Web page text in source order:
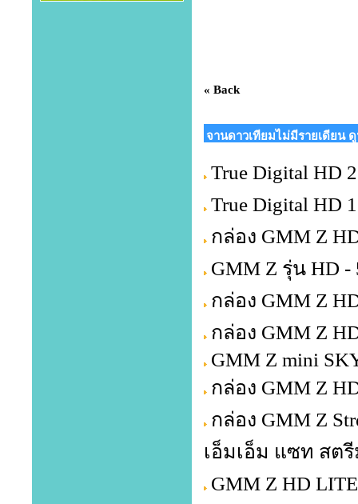
« Back
จานดาวเทียมไม่มีรายเดียน
True Digital HD
True Digital HD
กล่อง GMM Z
GMM Z รุ่น HD -
กล่อง GMM Z
กล่อง GMM Z
GMM Z mini
กล่อง GMM Z
กล่อง GMM Z
เอ็มเอ็ม แซท สตรี
GMM Z HD